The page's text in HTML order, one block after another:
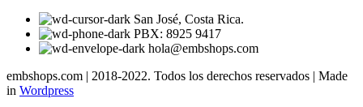
San José, Costa Rica.
PBX: 8925 9417
hola@embshops.com
embshops.com | 2018-2022. Todos los derechos reservados | Made
in Wordpress